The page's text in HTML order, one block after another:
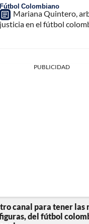
Fútbol Colombiano
Mariana Quintero,
justicia en el fútbol
PUBLICIDAD
canal para tener las
del fútbol